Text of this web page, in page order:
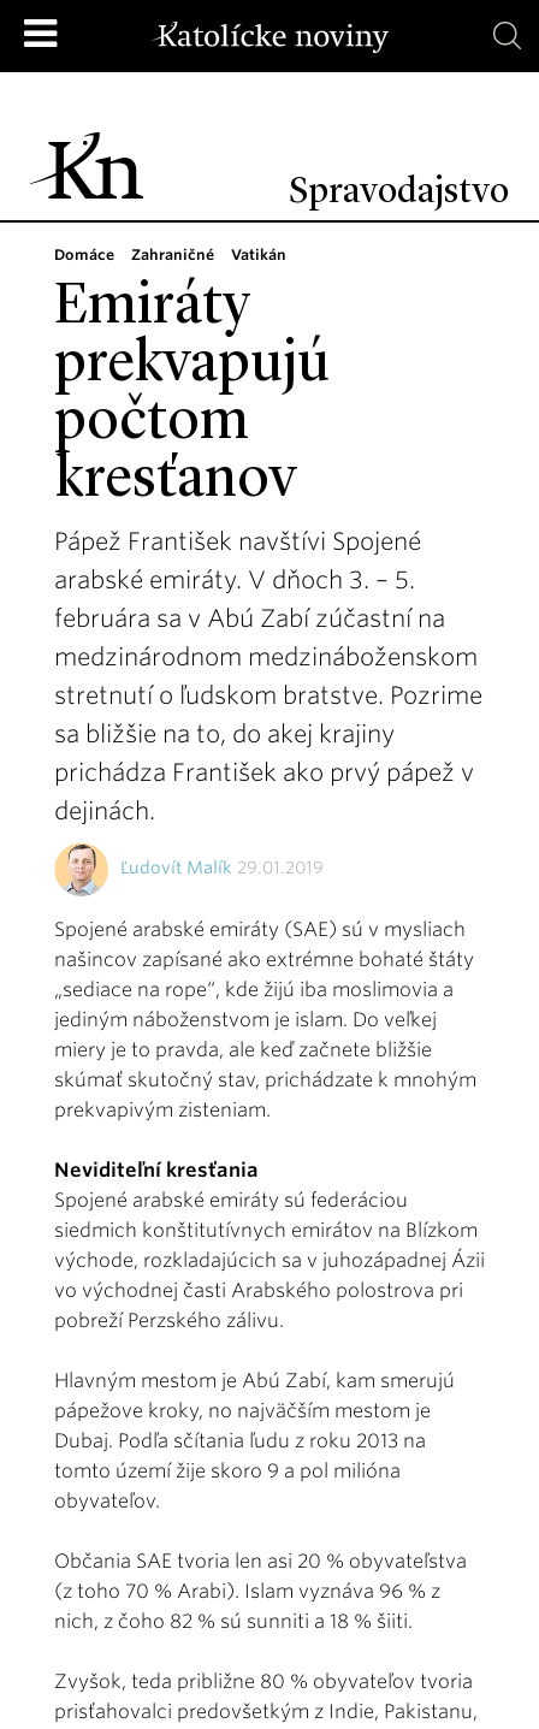
Spravodajstvo
Domáce Zahraničné Vatikán
Emiráty
prekvapujú
počtom
kresťanov
Pápež František navštívi Spojené
arabské emiráty. V dňoch 3. – 5.
februára sa v Abú Zabí zúčastní na
medzinárodnom medzináboženskom
stretnutí o ľudskom bratstve. Pozrime
sa bližšie na to, do akej krajiny
prichádza František ako prvý pápež v
dejinách.
Ľudovít Malík 29.01.2019
Spojené arabské emiráty (SAE) sú v mysliach
našincov zapísané ako extrémne bohaté štáty
„sediace na rope“, kde žijú iba moslimovia a
jediným náboženstvom je islam. Do veľkej
miery je to pravda, ale keď začnete bližšie
skúmať skutočný stav, prichádzate k mnohým
prekvapivým zisteniam.
Neviditeľní kresťania
Spojené arabské emiráty sú federáciou
siedmich konštitutívnych emirátov na Blízkom
východe, rozkladajúcich sa v juhozápadnej Ázii
vo východnej časti Arabského polostrova pri
pobreží Perzského zálivu.
Hlavným mestom je Abú Zabí, kam smerujú
pápežove kroky, no najväčším mestom je
Dubaj. Podľa sčítania ľudu z roku 2013 na
tomto území žije skoro 9 a pol milióna
obyvateľov.
Občania SAE tvoria len asi 20 % obyvateľstva
(z toho 70 % Arabi). Islam vyznáva 96 % z
nich, z čoho 82 % sú sunniti a 18 % šiiti.
Zvyšok, teda približne 80 % obyvateľov tvoria
prisťahovalci predovšetkým z Indie, Pakistanu,